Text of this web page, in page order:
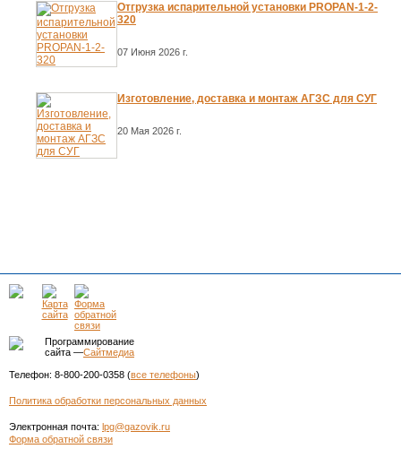
Отгрузка испарительной установки PROPAN-1-2-
320
07 Июня 2026 г.
Изготовление, доставка и монтаж АГЗС для СУГ
20 Мая 2026 г.
Программирование
сайта —Сайтмедиа
Телефон: 8-800-200-0358 (все телефоны)
Политика обработки персональных данных
Электронная почта: lpg@gazovik.ru
Форма обратной связи